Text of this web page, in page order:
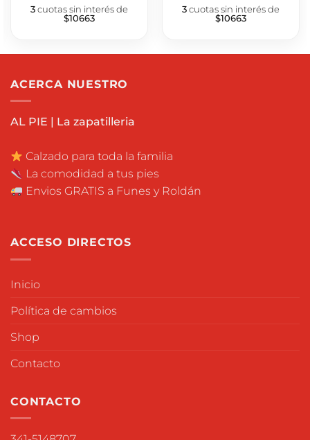
3cuotas sin interés de
$10663
3cuotas sin interés de
$10663
ACERCA NUESTRO
AL PIE | La zapatilleria
Calzado para toda la familia
La comodidad a tus pies
Envios GRATIS a Funes y Roldán
ACCESO DIRECTOS
Inicio
Política de cambios
Shop
Contacto
CONTACTO